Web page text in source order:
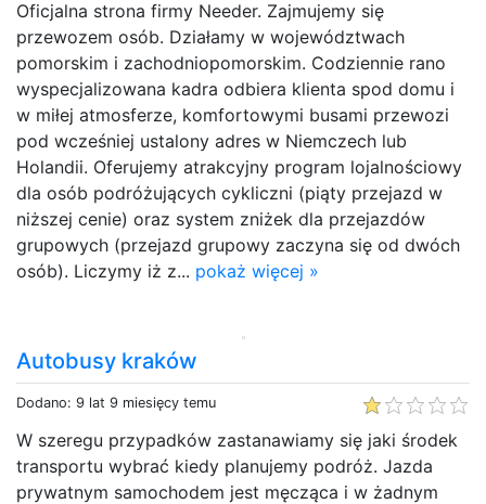
Oficjalna strona firmy Needer. Zajmujemy się
przewozem osób. Działamy w województwach
pomorskim i zachodniopomorskim. Codziennie rano
wyspecjalizowana kadra odbiera klienta spod domu i
w miłej atmosferze, komfortowymi busami przewozi
pod wcześniej ustalony adres w Niemczech lub
Holandii. Oferujemy atrakcyjny program lojalnościowy
dla osób podróżujących cykliczni (piąty przejazd w
niższej cenie) oraz system zniżek dla przejazdów
grupowych (przejazd grupowy zaczyna się od dwóch
osób). Liczymy iż z... pokaż więcej »
Autobusy kraków
Dodano: 9 lat 9 miesięcy temu
W szeregu przypadków zastanawiamy się jaki środek
transportu wybrać kiedy planujemy podróż. Jazda
prywatnym samochodem jest męcząca i w żadnym